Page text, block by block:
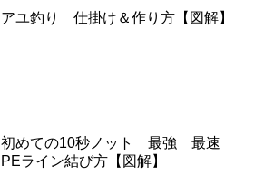
アユ釣り 仕掛け＆作り方【図解】
初めての10秒ノット 最強 最速
PEライン結び方【図解】